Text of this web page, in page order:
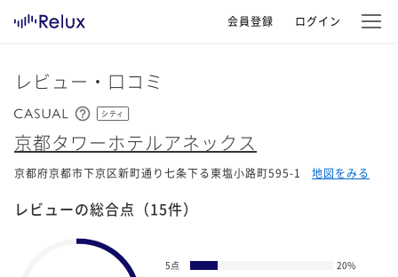
会員登録 ログイン
レビュー・口コミ
シティ
京都タワーホテルアネックス
京都府京都市下京区新町通り七条下る東塩小路町595-1 地図をみる
レビューの総合点 （15件）
5点 20%